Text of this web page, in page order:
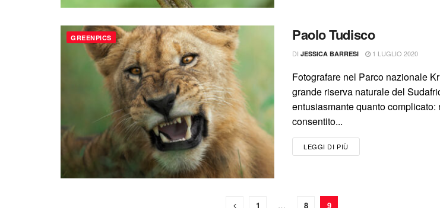
GREENPICS Paolo Tudisco
DI JESSICA BARRESI 1 LUGLIO 2020
Fotografare nel Parco nazionale
grande riserva naturale del
entusiasmante quanto complicato:
consentito...
LEGGI DI PIÙ
1 … 8 9